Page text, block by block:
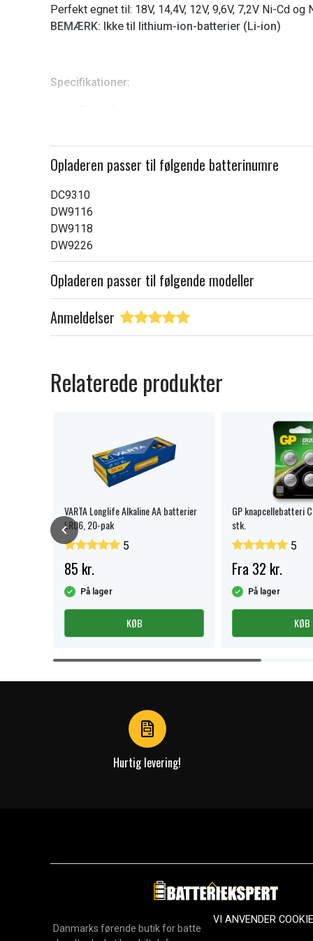
Perfekt egnet til: 18V, 14,4V, 12V, 9,6V, 7,2V Ni-Cd og
BEMÆRK: Ikke til lithium-ion-batterier (Li-ion)
Specifikationer:
Udgangsspænding: 7,2V–18V
Udgangsstrøm: 2A
Opladeren passer til følgende batterinumre
DC9310
DW9116
DW9118
DW9226
Opladeren passer til følgende modeller
Anmeldelser
Relaterede produkter
VARTA Longlife Alkaline AA batterier
LR06, 20-pak
5
85 kr.
På lager
KØB
GP knapcellebatteri
stk.
5
Fra 32 kr.
På lager
KØB
Item
Hurtig levering!
Danmarks førende butik for batterier, opladere og
VI ANVENDER